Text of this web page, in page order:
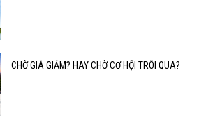
CHỜ GIÁ GIẢM? HAY CHỜ CƠ HỘI TRÔI QUA?